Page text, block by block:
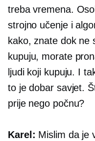
treba vremena.
strojno učenje i
kako, znate dok ne
kupuju, morate
ljudi koji kupuju. I
to je dobar savjet.
prije nego počnu?
Karel: Mislim da je